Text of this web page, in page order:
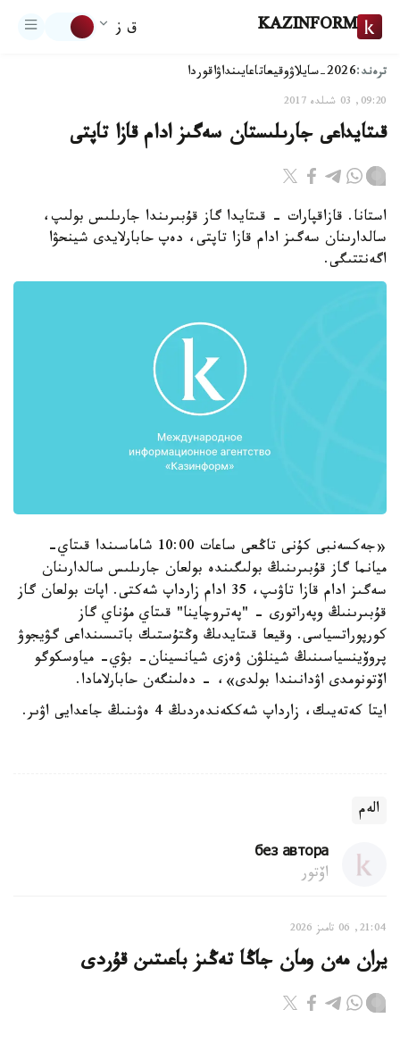
KAZINFORM ق ز
ترەند:2026-سايلاۋ وقيعاتاعايىنداۋاقوردا
09:20, 03 شىلدە 2017
قىتايداعى جارىلىستان سەگىز ادام قازا تاپتى
استانا. قازاقپارات - قىتايدا گاز قۇبىرىندا جارىلىس بولىپ،
سالدارىنان سەگىز ادام قازا تاپتى، دەپ حابارلايدى شينحۋا
اگەنتتىگى.
«جەكسەنبى كۇنى تاڭعى ساعات 10:00 شاماسىندا قىتاي-
ميانما گاز قۇبىرىنىڭ بولىگىندە بولعان جارىلىس سالدارىنان
سەگىز ادام قازا تاۋىپ، 35 ادام زارداپ شەكتى. اپات بولعان گاز
قۇبىرىنىڭ وپەراتورى - "پەتروچاينا" قىتاي مۇناي گاز
كورپوراتسياسى. وقيعا قىتايدىڭ وڭتۇستىك باتىسىنداعى گۋيجوۋ
پروۆينسياسىنىڭ شينلۋن ۋەزى شيانسينان- بۋي- مياوسكوگو
اۆتونومدى اۋدانىندا بولدى»، - دەلىنگەن حابارلامادا.
ايتا كەتەيىك، زارداپ شەككەندەردىڭ 4 ەۋىنىڭ جاعدايى اۋىر.
الەم
без автора
اۆتور
21:04, 06 تامىز 2026
يران مەن ومان جاڭا تەڭىز باعىتىن قۇردى